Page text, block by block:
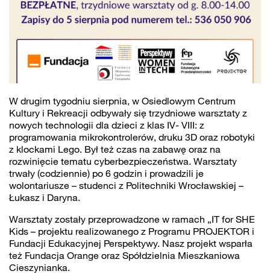
W drugim tygodniu sierpnia, w Osiedlowym Centrum
Kultury i Rekreacji odbywały się trzydniowe warsztaty z
nowych technologii dla dzieci z klas IV- VIII: z
programowania mikrokontrolerów, druku 3D oraz robotyki
z klockami Lego. Był też czas na zabawę oraz na
rozwinięcie tematu cyberbezpieczeństwa. Warsztaty
trwały (codziennie) po 6 godzin i prowadzili je
wolontariusze – studenci z Politechniki Wrocławskiej –
Łukasz i Daryna.
Warsztaty zostały przeprowadzone w ramach „IT for SHE
Kids – projektu realizowanego z Programu PROJEKTOR i
Fundacji Edukacyjnej Perspektywy. Nasz projekt wsparła
też Fundacja Orange oraz Spółdzielnia Mieszkaniowa
Cieszynianka.